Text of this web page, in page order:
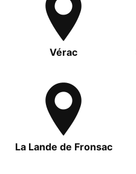
Vérac
La Lande de Fronsac